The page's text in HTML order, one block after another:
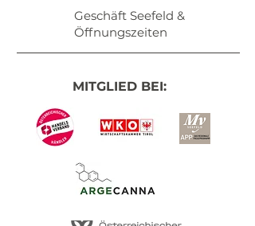
Geschäft Seefeld &
Öffnungszeiten
MITGLIED BEI: